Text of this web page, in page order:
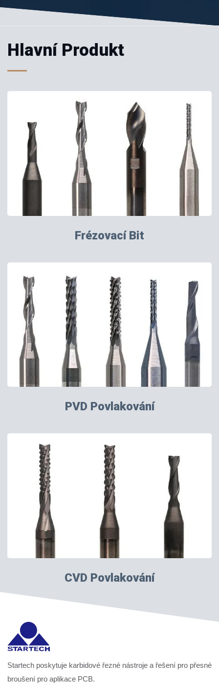
Hlavní Produkt
Frézovací Bit
PVD Povlakování
CVD Povlakování
Startech poskytuje karbidové řezné nástroje a řešení pro přesné
broušení pro aplikace PCB.